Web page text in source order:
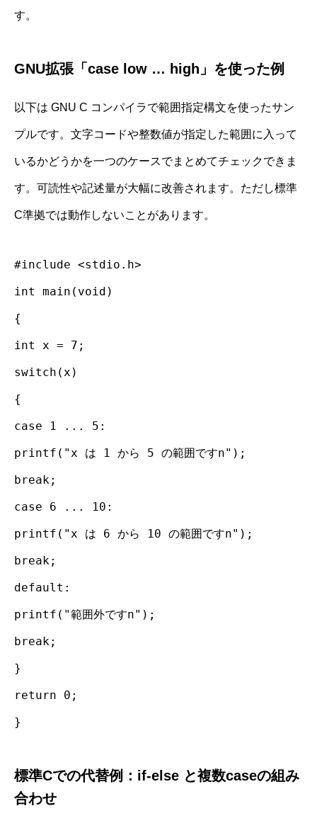
す。
GNU拡張「case low … high」を使った例
以下は GNU C コンパイラで範囲指定構文を使ったサン
プルです。文字コードや整数値が指定した範囲に入って
いるかどうかを一つのケースでまとめてチェックできま
す。可読性や記述量が大幅に改善されます。ただし標準
C準拠では動作しないことがあります。
#include <stdio.h>
int main(void)
{
int x = 7;
switch(x)
{
case 1 ... 5:
printf("x は 1 から 5 の範囲ですn");
break;
case 6 ... 10:
printf("x は 6 から 10 の範囲ですn");
break;
default:
printf("範囲外ですn");
break;
}
return 0;
}
標準Cでの代替例：if-else と複数caseの組み
合わせ